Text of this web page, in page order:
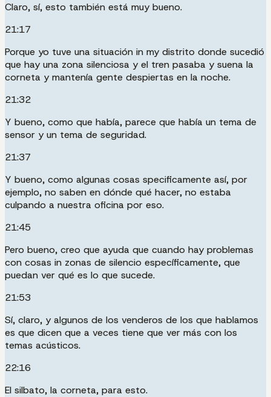
Claro, sí, esto también está muy bueno.
21:17
Porque yo tuve una situación in my distrito donde sucedió
que hay una zona silenciosa y el tren pasaba y suena la
corneta y mantenía gente despiertas en la noche.
21:32
Y bueno, como que había, parece que había un tema de
sensor y un tema de seguridad.
21:37
Y bueno, como algunas cosas specificamente así, por
ejemplo, no saben en dónde qué hacer, no estaba
culpando a nuestra oficina por eso.
21:45
Pero bueno, creo que ayuda que cuando hay problemas
con cosas in zonas de silencio específicamente, que
puedan ver qué es lo que sucede.
21:53
Sí, claro, y algunos de los venderos de los que hablamos
es que dicen que a veces tiene que ver más con los
temas acústicos.
22:16
El silbato, la corneta, para esto.